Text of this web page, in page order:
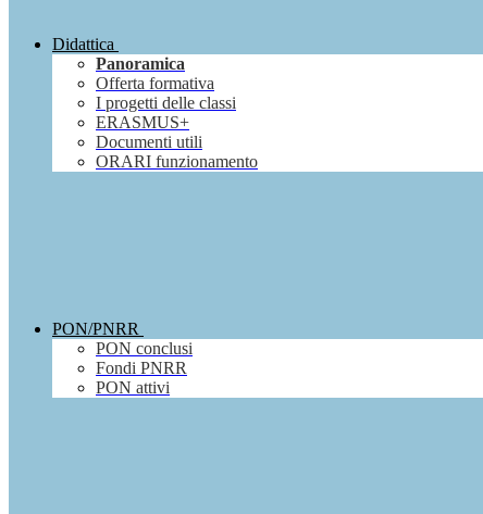
Didattica
Panoramica
Offerta formativa
I progetti delle classi
ERASMUS+
Documenti utili
ORARI funzionamento
PON/PNRR
PON conclusi
Fondi PNRR
PON attivi